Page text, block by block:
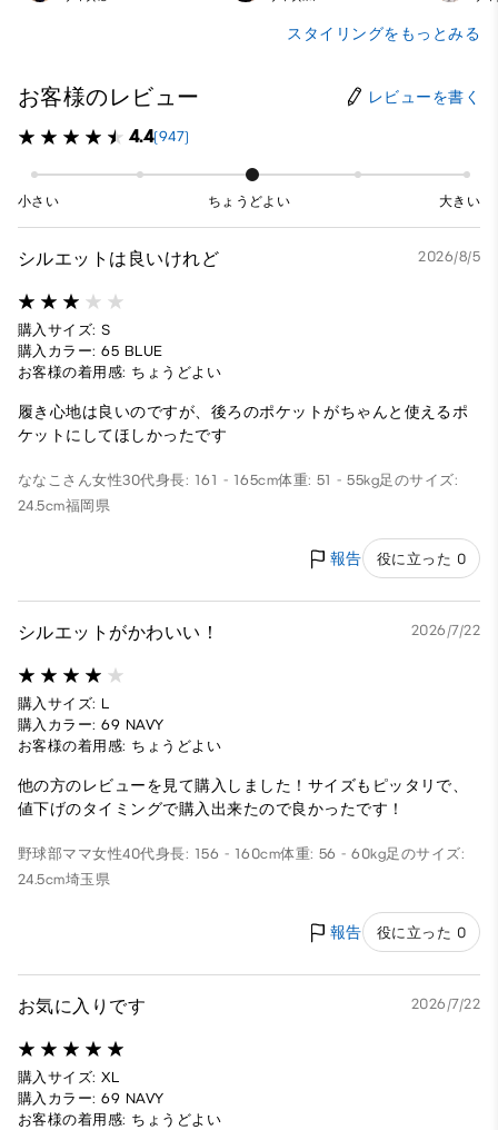
スタイリングをもっとみる
お客様のレビュー レビューを書く
4.4(947)
小さい ちょうどよい 大きい
シルエットは良いけれど 2026/8/5
購入サイズ: S
購入カラー: 65 BLUE
お客様の着用感: ちょうどよい
履き心地は良いのですが、後ろのポケットがちゃんと使えるポ
ケットにしてほしかったです
ななこさん女性30代身長: 161 - 165cm体重: 51 - 55kg足のサイズ:
24.5cm福岡県
報告 役に立った 0
シルエットがかわいい！ 2026/7/22
購入サイズ: L
購入カラー: 69 NAVY
お客様の着用感: ちょうどよい
他の方のレビューを見て購入しました！サイズもピッタリで、
値下げのタイミングで購入出来たので良かったです！
野球部ママ女性40代身長: 156 - 160cm体重: 56 - 60kg足のサイズ:
24.5cm埼玉県
報告 役に立った 0
お気に入りです 2026/7/22
購入サイズ: XL
購入カラー: 69 NAVY
お客様の着用感: ちょうどよい